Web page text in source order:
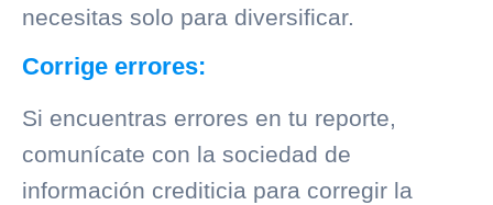
necesitas solo para diversificar.
Corrige errores:
Si encuentras errores en tu reporte,
comunícate con la sociedad de
información crediticia para corregir la